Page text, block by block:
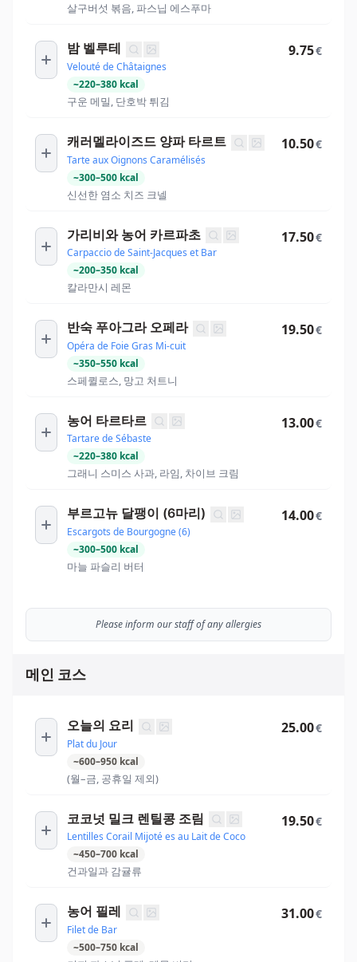
살구버섯 볶음, 파스닙 에스푸마
밤 벨루테
Velouté de Châtaignes
~220–380 kcal
구운 메밀, 단호박 튀김
9.75€
캐러멜라이즈드 양파 타르트
Tarte aux Oignons Caramélisés
~300–500 kcal
신선한 염소 치즈 크넬
10.50€
가리비와 농어 카르파초
Carpaccio de Saint-Jacques et Bar
~200–350 kcal
칼라만시 레몬
17.50€
반숙 푸아그라 오페라
Opéra de Foie Gras Mi-cuit
~350–550 kcal
스페퀼로스, 망고 처트니
19.50€
농어 타르타르
Tartare de Sébaste
~220–380 kcal
그래니 스미스 사과, 라임, 차이브 크림
13.00€
부르고뉴 달팽이 (6마리)
Escargots de Bourgogne (6)
~300–500 kcal
마늘 파슬리 버터
14.00€
Please inform our staff of any allergies
메인 코스
오늘의 요리
Plat du Jour
~600–950 kcal
(월–금, 공휴일 제외)
25.00€
코코넛 밀크 렌틸콩 조림
Lentilles Corail Mijoté es au Lait de Coco
~450–700 kcal
건과일과 감귤류
19.50€
농어 필레
Filet de Bar
~500–750 kcal
31.00€